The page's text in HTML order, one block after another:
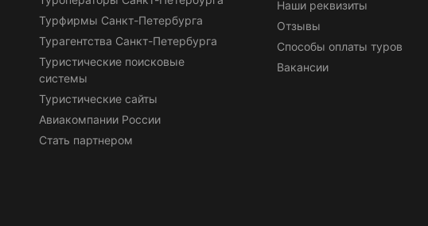
Турфирмы Санкт-Петербурга
Турагентства Санкт-Петербурга
Туристические поисковые
системы
Туристические сайты
Авиакомпании России
Стать партнером
Наши реквизиты
Отзывы
Способы оплаты туров
Вакансии